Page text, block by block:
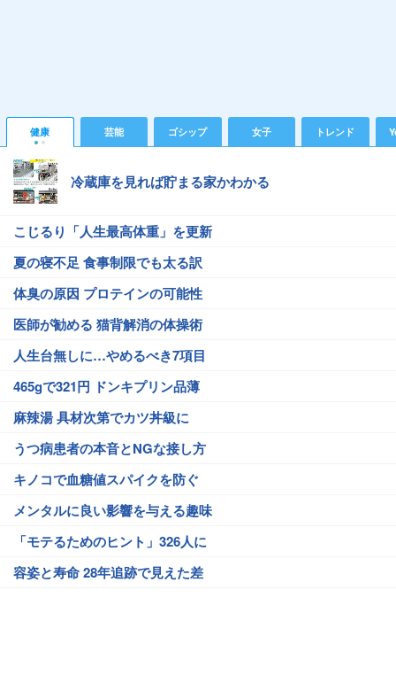
健康 芸能 ゴシップ 女子 トレンド
冷蔵庫を見れば貯まる家かわかる
こじるり「人生最高体重」を更新
夏の寝不足 食事制限でも太る訳
体臭の原因 プロテインの可能性
医師が勧める 猫背解消の体操術
人生台無しに…やめるべき7項目
465gで321円 ドンキプリン品薄
麻辣湯 具材次第でカツ丼級に
うつ病患者の本音とNGな接し方
キノコで血糖値スパイクを防ぐ
メンタルに良い影響を与える趣味
「モテるためのヒント」326人に
容姿と寿命 28年追跡で見えた差